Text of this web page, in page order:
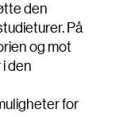
den
På
og mot
den
for